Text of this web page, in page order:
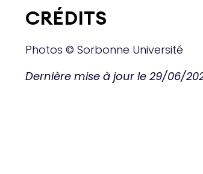
CRÉDITS
Photos © Sorbonne Université
Dernière mise à jour le 29/06/